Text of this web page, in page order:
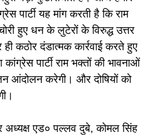
पार्टी यह मांग करती है कि राम
हुए धन के लुटेरों के विरुद्ध उत्तर
कठोर दंडात्मक कार्रवाई करते हुए
पार्टी राम भक्तों की भावनाओं
आंदोलन करेगी। और दोषियों को
अध्यक्ष एड० पल्लव दुबे, कोमल सिंह